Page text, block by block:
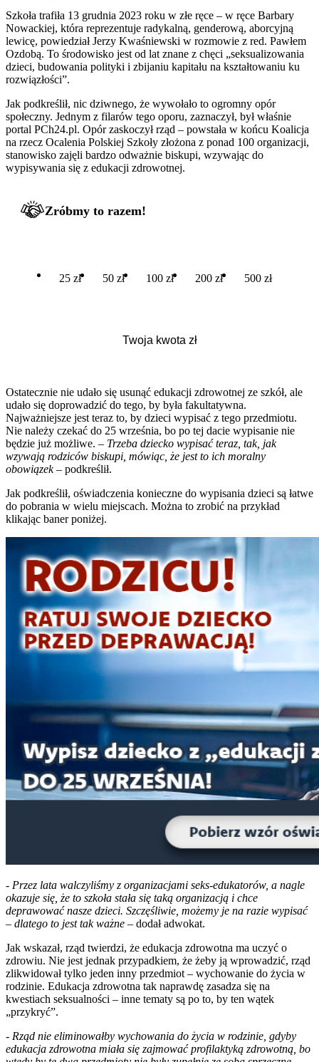
Szkoła trafiła 13 grudnia 2023 roku w złe ręce – w ręce Barbary
Nowackiej, która reprezentuje radykalną, genderową, aborcyjną
lewicę, powiedział Jerzy Kwaśniewski w rozmowie z red. Pawłem
Ozdobą. To środowisko jest od lat znane z chęci „seksualizowania
dzieci, budowania polityki i zbijaniu kapitału na kształtowaniu ku
rozwiązłości”.
Jak podkreślił, nic dziwnego, że wywołało to ogromny opór
społeczny. Jednym z filarów tego oporu, zaznaczył, był właśnie
portal PCh24.pl. Opór zaskoczył rząd – powstała w końcu Koalicja
na rzecz Ocalenia Polskiej Szkoły złożona z ponad 100 organizacji,
stanowisko zajęli bardzo odważnie biskupi, wzywając do
wypisywania się z edukacji zdrowotnej.
Zróbmy to razem!
25 zł 50 zł 100 zł 200 zł 500 zł
Ostatecznie nie udało się usunąć edukacji zdrowotnej ze szkół, ale
udało się doprowadzić do tego, by była fakultatywna.
Najważniejsze jest teraz to, by dzieci wypisać z tego przedmiotu.
Nie należy czekać do 25 września, bo po tej dacie wypisanie nie
będzie już możliwe. – Trzeba dziecko wypisać teraz, tak, jak
wzywają rodziców biskupi, mówiąc, że jest to ich moralny
obowiązek– podkreślił.
Jak podkreślił, oświadczenia konieczne do wypisania dzieci są łatwe
do pobrania w wielu miejscach. Można to zrobić na przykład
klikając baner poniżej.
- Przez lata walczyliśmy z organizacjami seks-edukatorów, a nagle
okazuje się, że to szkoła stała się taką organizacją i chce
deprawować nasze dzieci. Szczęśliwie, możemy je na razie wypisać
– dlatego to jest tak ważne – dodał adwokat.
Jak wskazał, rząd twierdzi, że edukacja zdrowotna ma uczyć o
zdrowiu. Nie jest jednak przypadkiem, że żeby ją wprowadzić, rząd
zlikwidował tylko jeden inny przedmiot – wychowanie do życia w
rodzinie. Edukacja zdrowotna tak naprawdę zasadza się na
kwestiach seksualności – inne tematy są po to, by ten wątek
„przykryć”.
- Rząd nie eliminowałby wychowania do życia w rodzinie, gdyby
edukacja zdrowotna miała się zajmować profilaktyką zdrowotną, bo